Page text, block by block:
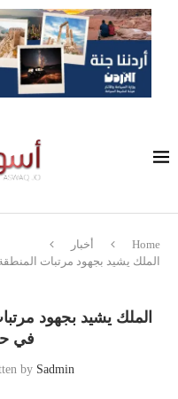
Home
أخبار
الملك يشيد بجهود مرتبات
الملك يشيد بجهود
في
by Sadmin